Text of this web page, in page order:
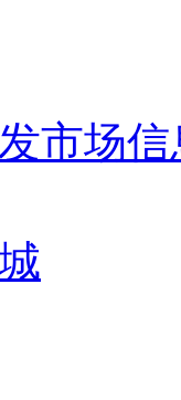
市场